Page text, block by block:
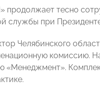
тесно
службы при
Челябинского
комиссию.
«Менеджмент».